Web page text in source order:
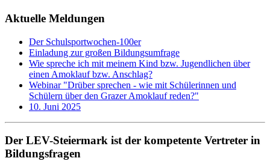
Aktuelle Meldungen
Der Schulsportwochen-100er
Einladung zur großen Bildungsumfrage
Wie spreche ich mit meinem Kind bzw. Jugendlichen über
einen Amoklauf bzw. Anschlag?
Webinar "Drüber sprechen - wie mit Schülerinnen und
Schülern über den Grazer Amoklauf reden?"
10. Juni 2025
Der LEV-Steiermark ist der kompetente Vertreter in
Bildungsfragen